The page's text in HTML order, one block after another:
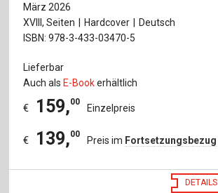
März 2026
XVIII, Seiten
Hardcover
Deutsch
ISBN: 978-3-433-03470-5
Lieferbar
Auch alsE-Bookerhältlich
€ 159,00
Einzelpreis
€ 139,00
Preis im Fortsetzungsbezug
DETAILS